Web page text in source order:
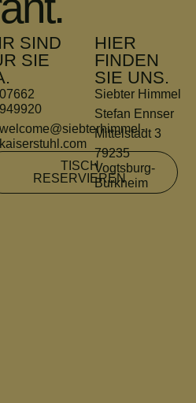
SIND
SIE
07662
949920
welcome@siebterhimmel-
kaiserstuhl.com
TISCH
RESERVIEREN
HIER
FINDEN
SIE UNS.
Siebter Himmel
Stefan Ennser
Mittelstadt 3
79235
Vogtsburg-
Burkheim